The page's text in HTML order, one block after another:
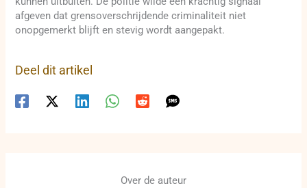
afgeven dat grensoverschrijdende criminaliteit niet
onopgemerkt blijft en stevig wordt aangepakt.
Deel dit artikel
Over de auteur